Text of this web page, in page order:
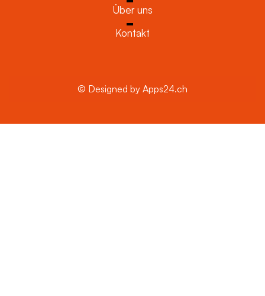
Über uns
Kontakt
© Designed by Apps24.ch